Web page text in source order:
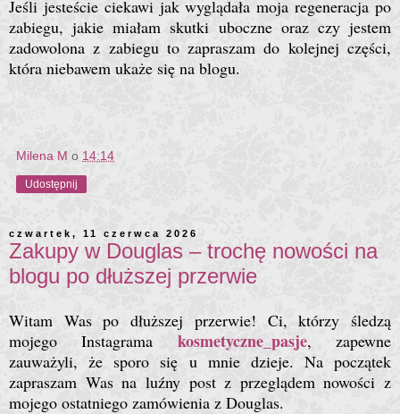
Jeśli jesteście ciekawi jak wyglądała moja regeneracja po
zabiegu, jakie miałam skutki uboczne oraz czy jestem
zadowolona z zabiegu to zapraszam do kolejnej części,
która niebawem ukaże się na blogu.
Milena M o 14:14
Udostępnij
czwartek, 11 czerwca 2026
Zakupy w Douglas – trochę nowości na
blogu po dłuższej przerwie
Witam Was po dłuższej przerwie! Ci, którzy śledzą
mojego Instagrama kosmetyczne_pasje, zapewne
zauważyli, że sporo się u mnie dzieje. Na początek
zapraszam Was na luźny post z przeglądem nowości z
mojego ostatniego zamówienia z Douglas.